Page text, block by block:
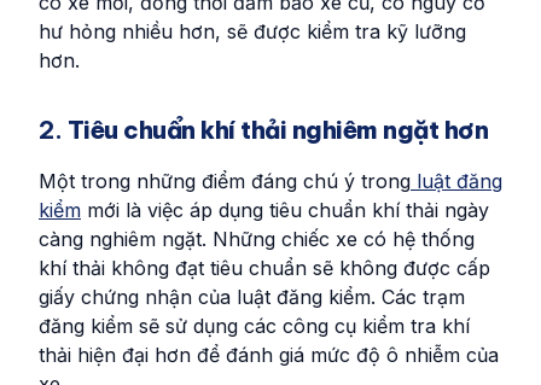
hư hỏng nhiều hơn, sẽ được kiểm tra kỹ lưỡng
hơn.
2. Tiêu chuẩn khí thải nghiêm ngặt hơn
Một trong những điểm đáng chú ý trong luật đăng
kiểm mới là việc áp dụng tiêu chuẩn khí thải ngày
càng nghiêm ngặt. Những chiếc xe có hệ thống
khí thải không đạt tiêu chuẩn sẽ không được cấp
giấy chứng nhận của luật đăng kiểm. Các trạm
đăng kiểm sẽ sử dụng các công cụ kiểm tra khí
thải hiện đại hơn để đánh giá mức độ ô nhiễm của